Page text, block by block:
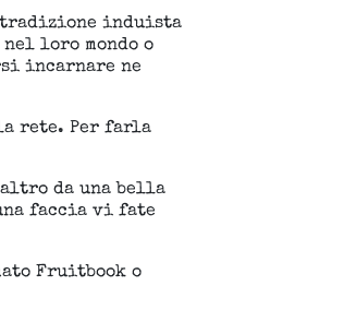
tradizione induista
loro mondo o
incarnare ne
rete. Per farla
altro da una bella
faccia vi fate
Fruitbook o